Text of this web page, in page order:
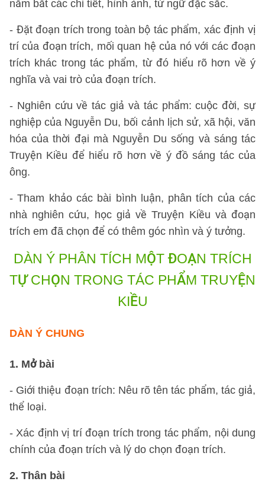
nắm bắt các chi tiết, hình ảnh, từ ngữ đặc sắc.
- Đặt đoạn trích trong toàn bộ tác phẩm, xác định vị
trí của đoạn trích, mối quan hệ của nó với các đoạn
trích khác trong tác phẩm, từ đó hiểu rõ hơn về ý
nghĩa và vai trò của đoạn trích.
- Nghiên cứu về tác giả và tác phẩm: cuộc đời, sự
nghiệp của Nguyễn Du, bối cảnh lịch sử, xã hội, văn
hóa của thời đại mà Nguyễn Du sống và sáng tác
Truyện Kiều để hiểu rõ hơn về ý đồ sáng tác của
ông.
- Tham khảo các bài bình luận, phân tích của các
nhà nghiên cứu, học giả về Truyện Kiều và đoạn
trích em đã chọn để có thêm góc nhìn và ý tưởng.
DÀN Ý PHÂN TÍCH MỘT ĐOẠN TRÍCH
TỰ CHỌN TRONG TÁC PHẨM TRUYỆN
KIỀU
DÀN Ý CHUNG
1. Mở bài
- Giới thiệu đoạn trích: Nêu rõ tên tác phẩm, tác giả,
thể loại.
- Xác định vị trí đoạn trích trong tác phẩm, nội dung
chính của đoạn trích và lý do chọn đoạn trích.
2. Thân bài